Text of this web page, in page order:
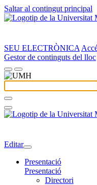
Saltar al contingut principal
SEU ELECTRÒNICA
Gestor de continguts del lloc
Editar
Presentació
Presentació
Directori